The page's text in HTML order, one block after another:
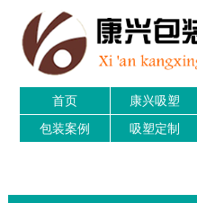
首页 康兴吸塑
包装案例
吸塑定制